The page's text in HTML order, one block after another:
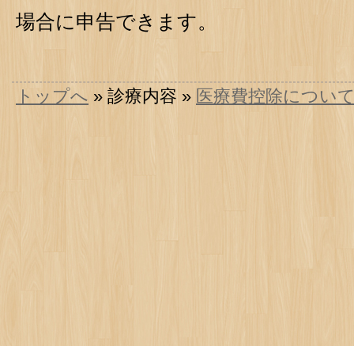
場合に申告できます。
トップへ » 診療内容 » 医療費控除につい